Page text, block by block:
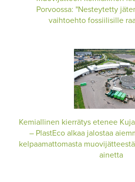
Porvoossa: "Nesteytetty
vaihtoehto fossiilisille
Kemiallinen kierrätys etenee
– PlastEco alkaa jalostaa
kelpaamattomasta
ainetta